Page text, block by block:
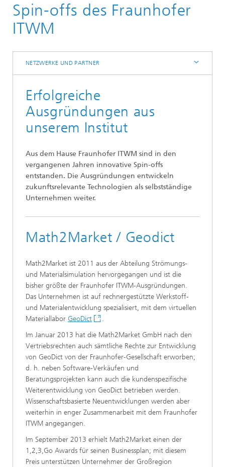
Über uns
Netzwerke und Partner
Spin-offs des Fraunhofer
ITWM
NETZWERKE UND PARTNER
Erfolgreiche
Ausgründungen aus
unserem Institut
Aus dem Hause Fraunhofer ITWM sind in den
vergangenen Jahren innovative Spin-offs
entstanden. Die Ausgründungen entwickeln
zukunftsrelevante Technologien als selbstständige
Unternehmen weiter.
Math2Market / Geodict
Math2Market ist 2011 aus der Abteilung Strömungs-
und Materialsimulation hervorgegangen und ist die
bisher größte der Fraunhofer ITWM-Ausgründungen.
Das Unternehmen ist auf rechnergestützte Werkstoff-
und Materialentwicklung spezialisiert, mit dem virtuellen
Materiallabor GeoDict
.
Im Januar 2013 hat die Math2Market GmbH nach den
Vertriebsrechten auch sämtliche Rechte zur Entwicklung
von GeoDict von der Fraunhofer-Gesellschaft erworben;
d. h. neben Software-Verkäufen und
Beratungsprojekten kann auch die kundenspezifische
Weiterentwicklung von GeoDict betrieben werden.
Wissenschaftsbasierte Neuentwicklungen werden aber
weiterhin in enger Zusammenarbeit mit dem Fraunhofer
ITWM angegangen.
Im September 2013 erhielt Math2Market einen der
1,2,3,Go Awards für seinen Businessplan; mit diesem
Preis unterstützen Unternehmer der Großregion